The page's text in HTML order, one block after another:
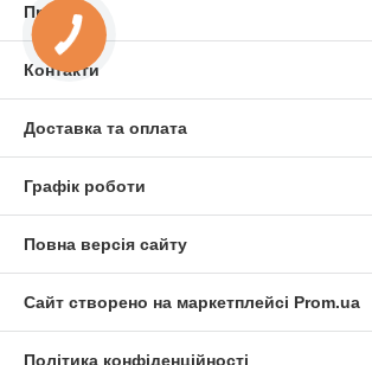
Про нас
Контакти
Доставка та оплата
Графік роботи
Повна версія сайту
Сайт створено на маркетплейсі Prom.ua
Політика конфіденційності